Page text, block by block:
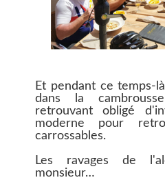
Et pendant ce temps-
dans la
retrouvant obligé
moderne pour
carrossables.
Les ravages de
monsieur…